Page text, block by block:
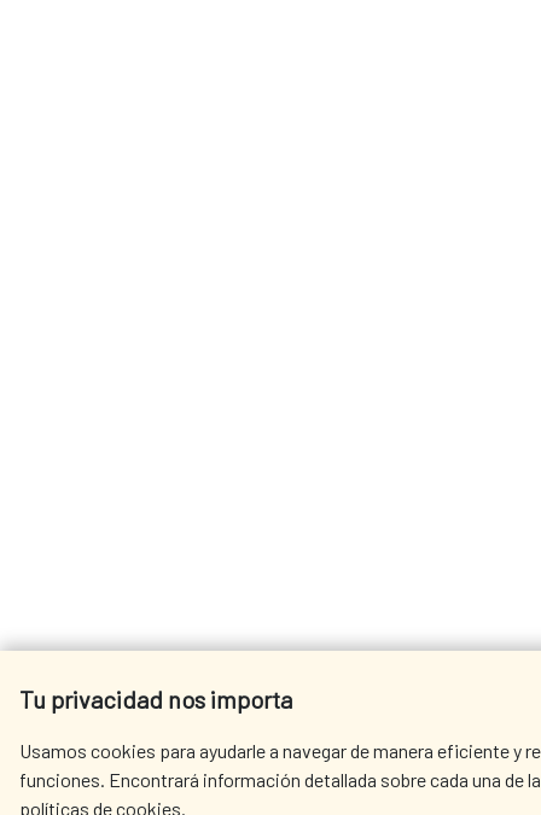
Tu privacidad nos importa
Usamos cookies para ayudarle a navegar de manera eficiente y
funciones. Encontrará información detallada sobre cada una de
políticas de cookies.